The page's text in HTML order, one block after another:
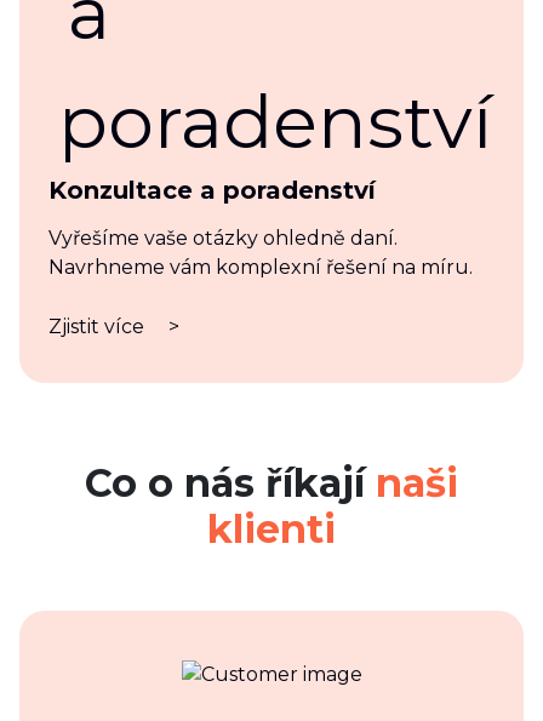
Konzultace a poradenství
Vyřešíme vaše otázky ohledně daní.
Navrhneme vám komplexní řešení na míru.
Zjistit více >
Co o nás říkají naši
klienti